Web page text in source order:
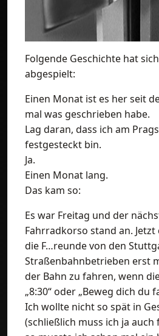
Folgende Geschichte hat
abgespielt:
Einen Monat ist es her seit
mal was geschrieben habe.
Lag daran, dass ich am
festgesteckt bin.
Ja.
Einen Monat lang.
Das kam so:
Es war Freitag und der
Fahrradkorso stand an.
die F…reunde von den
Straßenbahnbetrieben erst
der Bahn zu fahren, wenn
„8:30“ oder „Beweg dich du
Ich wollte nicht so spät in
(schließlich muss ich ja